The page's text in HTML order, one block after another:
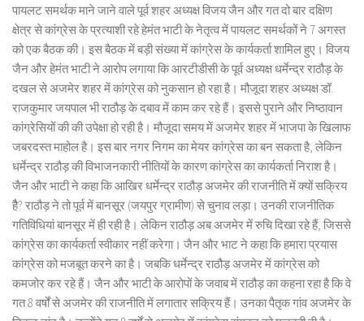
पायलट समर्थक माने जाने वाले पूर्व शहर अध्यक्ष विजय जैन और गत दो बार दक्षिण
क्षेत्र से कांग्रेस के प्रत्याशी रहे हेमंत भाटी के नेतृत्व में पायलट समर्थकों ने 7 अगस्त
को एक बैठक की। इस बैठक में बड़ी संख्या में कांग्रेस के कार्यकर्ता शामिल हुए। विजय
जैन और हेमंत भाटी ने आरोप लगाया कि आरटीडीसी के पूर्व अध्यक्ष धर्मेन्द्र राठौड़ के
दखल से अजमेर शहर में कांग्रेस को नुकसान हो रहा है। मौजूदा शहर अध्यक्ष डॉ.
राजकुमार जयपाल भी राठौड़ के दबाव में काम कर रहे हैं। इससे पुराने और निष्ठावान
कांग्रेसियों की की उपेक्षा हो रही है। मौजूदा समय में अजमेर शहर में भाजपा के खिलाफ
जबरदस्त माहोल है। इस बार नगर निगम का मेयर कांग्रेस का बन सकता है, लेकिन
धर्मेन्द्र राठौड़ की विभाजनकारी नीतियों के कारण कांग्रेस का कार्यकर्ता निराश है।
जैन और भाटी ने कहा कि आखिर धर्मेन्द्र राठौड़ अजमेर की राजनीति में क्यों सक्रिय
हैै? राठौड़ ने तो पूर्व में बानसूर (जयपुर ग्रामीण) से चुनाव लड़ा। उनकी राजनीतिक
गतिविधियां बानसूर में ही रही है। लेकिन राठौड़ अब अजमेर में रुचि दिखा रहे हैं, जिससे
कांग्रेस का कार्यकर्ता स्वीकार नहीं करेगा। जैन और भाट ने कहा कि हमारा प्रयास
कांग्रेस को मजबूत करने का है। जबकि धर्मेन्द्र राठौड़ अजमेर में कांग्रेस को
कमजोर कर रहे हैं। जैन और भाटी के आरोपों के जवाब में राठौड़ का कहना रहा है कि वे
गत 8 वर्षों से अजमेर की राजनीति में लगातार सक्रिय हैं। उनका पैतृक गांव अजमेर के